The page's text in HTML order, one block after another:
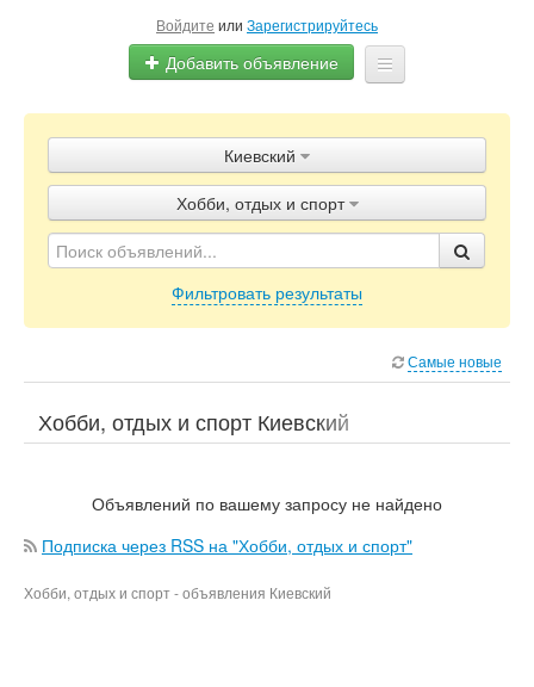
Войдите или Зарегистрируйтесь
Добавить объявление
Объявления
Блог
Киевский
Хобби, отдых и спорт
Фильтровать результаты
Самые новые
Хобби, отдых и спорт Киевский
Объявлений по вашему запросу не найдено
Подписка через RSS на "Хобби, отдых и спорт"
Хобби, отдых и спорт - объявления Киевский